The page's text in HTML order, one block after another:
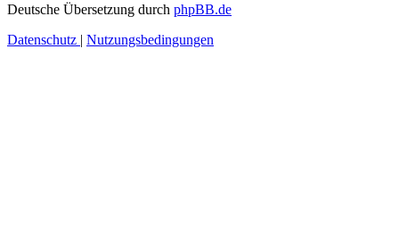
Deutsche Übersetzung durch phpBB.de
Datenschutz | Nutzungsbedingungen